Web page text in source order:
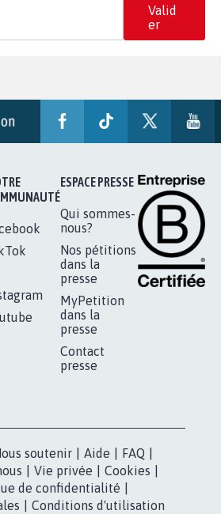
Valid
er
ESPACE PRESSE
Qui sommes-
nous?
Nos pétitions
dans la
presse
MyPetition
dans la
presse
Contact
presse
soutenir Aide FAQ
Vie privée Cookies
de confidentialité
Conditions d'utilisation